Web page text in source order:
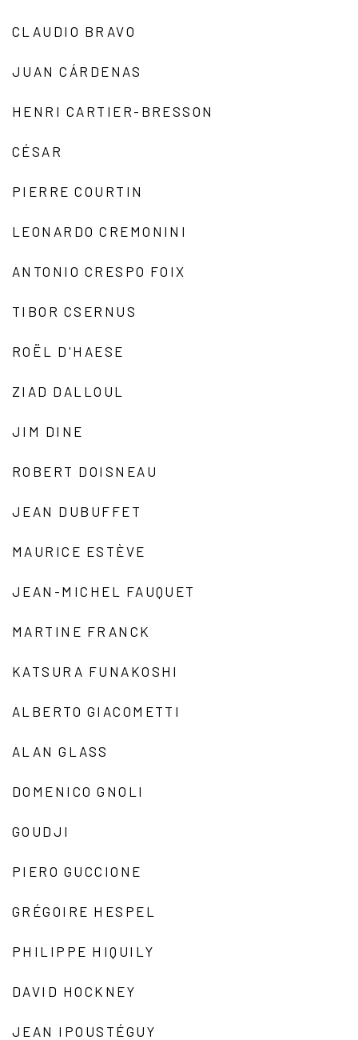
CLAUDIO BRAVO
JUAN CÁRDENAS
HENRI CARTIER-BRESSON
CÉSAR
PIERRE COURTIN
LEONARDO CREMONINI
ANTONIO CRESPO FOIX
TIBOR CSERNUS
ROËL D'HAESE
ZIAD DALLOUL
JIM DINE
ROBERT DOISNEAU
JEAN DUBUFFET
MAURICE ESTÈVE
JEAN-MICHEL FAUQUET
MARTINE FRANCK
KATSURA FUNAKOSHI
ALBERTO GIACOMETTI
ALAN GLASS
DOMENICO GNOLI
GOUDJI
PIERO GUCCIONE
GRÉGOIRE HESPEL
PHILIPPE HIQUILY
DAVID HOCKNEY
JEAN IPOUSTÉGUY